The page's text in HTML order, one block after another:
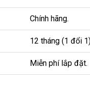
Chính hãng.
12 tháng (1 đổi
Miễn phí lắp đặt.